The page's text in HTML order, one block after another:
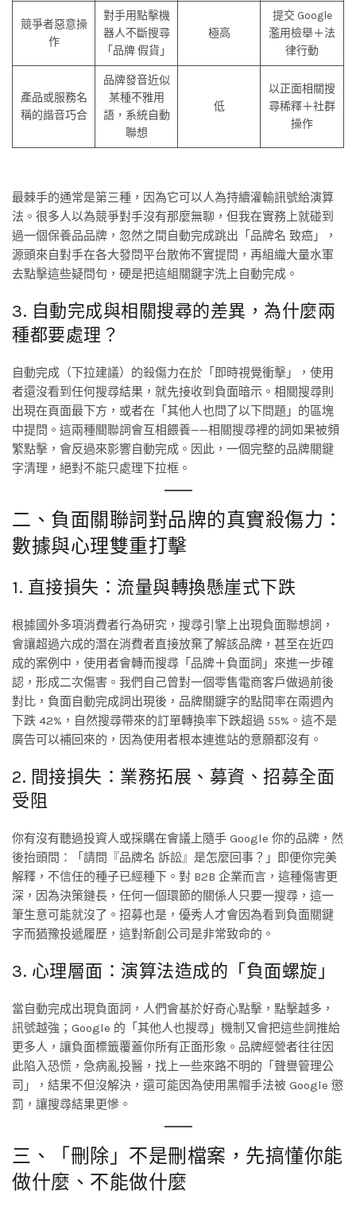
競爭者惡意操
作
對手用點擊機
器人不斷搜尋
「品牌 假貨」
極高
提交 Google
濫用檢舉＋法
律行動
產品或服務名
稱的諧音巧合
品牌發音近似
某種不雅用
語，系統自動
聯想
低
以正面相關搜
尋稀釋＋社群
操作
最棘手的通常是第三種，因為它可以人為持續灌輸訊號給演算
法。很多人以為競爭對手沒有那麼無聊，但我在實務上就碰到
過一個保養品品牌，忽然之間自動完成跳出「品牌名 致癌」，
源頭來自對手在各大發問平台散佈不實提問，再組織大量水軍
去點擊這些疑問句，硬是把這組關鍵字洗上自動完成。
3. 自動完成與相關搜尋的差異，為什麼兩
種都要處理？
自動完成（下拉建議）的殺傷力在於「即時視覺衝擊」，使用
者還沒看到任何搜尋結果，就先接收到負面暗示。相關搜尋則
出現在頁面最下方，或者在「其他人也問了以下問題」的區塊
中提問。這兩種關聯詞會互相餵養——相關搜尋裡的詞如果被頻
繁點擊，會反過來影響自動完成。因此，一個完整的品牌關鍵
字清理，絕對不能只處理下拉框。
二、負面關聯詞對品牌的真實殺傷力：
數據與心理雙重打擊
1. 直接損失：流量與轉換懸崖式下跌
根據國外多項消費者行為研究，搜尋引擎上出現負面聯想詞，
會讓超過六成的潛在消費者直接放棄了解該品牌，甚至在近四
成的案例中，使用者會轉而搜尋「品牌＋負面詞」來進一步確
認，形成二次傷害。我們自己曾對一個零售電商客戶做過前後
對比，負面自動完成詞出現後，品牌關鍵字的點閱率在兩週內
下跌 42%，自然搜尋帶來的訂單轉換率下跌超過 55%。這不是
廣告可以補回來的，因為使用者根本連進站的意願都沒有。
2. 間接損失：業務拓展、募資、招募全面
受阻
你有沒有聽過投資人或採購在會議上隨手 Google 你的品牌，然
後抬頭問：「請問『品牌名 訴訟』是怎麼回事？」即便你完美
解釋，不信任的種子已經種下。對 B2B 企業而言，這種傷害更
深，因為決策鏈長，任何一個環節的關係人只要一搜尋，這一
筆生意可能就沒了。招募也是，優秀人才會因為看到負面關鍵
字而猶豫投遞履歷，這對新創公司是非常致命的。
3. 心理層面：演算法造成的「負面螺旋」
當自動完成出現負面詞，人們會基於好奇心點擊，點擊越多，
訊號越強；Google 的「其他人也搜尋」機制又會把這些詞推給
更多人，讓負面標籤覆蓋你所有正面形象。品牌經營者往往因
此陷入恐慌，急病亂投醫，找上一些來路不明的「聲譽管理公
司」，結果不但沒解決，還可能因為使用黑帽手法被 Google 懲
罰，讓搜尋結果更慘。
三、「刪除」不是刪檔案，先搞懂你能
做什麼、不能做什麼